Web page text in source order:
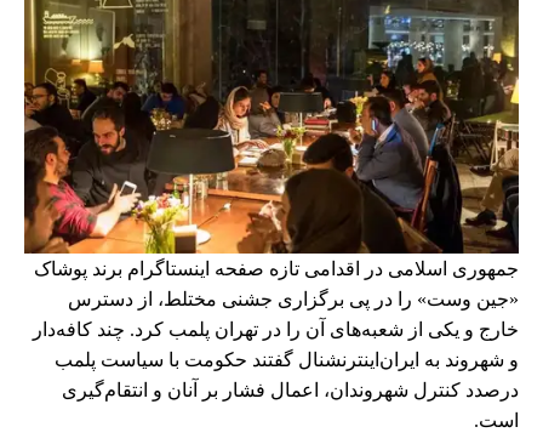
جمهوری اسلامی در اقدامی تازه صفحه اینستاگرام برند پوشاک
«جین وست» را در پی برگزاری جشنی مختلط، از دسترس
خارج و یکی از شعبه‌های آن را در تهران پلمب کرد. چند کافه‌‌دار
و شهروند به ایران‌اینترنشنال گفتند حکومت با سیاست پلمب
درصدد کنترل شهروندان، اعمال فشار بر آنان و انتقام‌گیری
است.